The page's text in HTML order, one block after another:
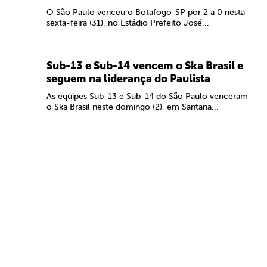
O São Paulo venceu o Botafogo-SP por 2 a 0 nesta
sexta-feira (31), no Estádio Prefeito José...
Sub-13 e Sub-14 vencem o Ska Brasil e
seguem na liderança do Paulista
As equipes Sub-13 e Sub-14 do São Paulo venceram
o Ska Brasil neste domingo (2), em Santana...